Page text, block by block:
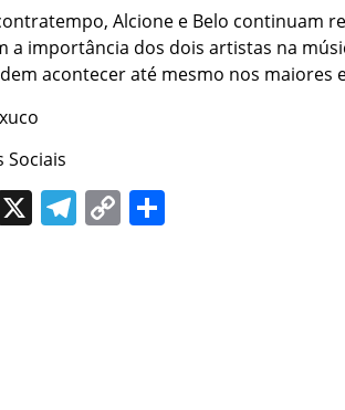
Alcione e Belo continuam
a importância dos dois artistas na
acontecer até mesmo nos maiores
Sociais
X Telegram
Copy